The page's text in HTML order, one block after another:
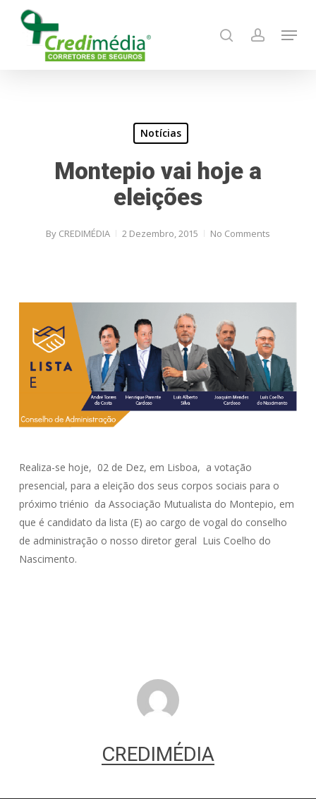
search account
Menu
Notícias
Montepio vai hoje a
eleições
By CREDIMÉDIA 2 Dezembro, 2015 No Comments
Realiza-se hoje, 02 de Dez, em Lisboa, a votação
presencial, para a eleição dos seus corpos sociais para o
próximo triénio da Associação Mutualista do Montepio, em
que é candidato da lista (E) ao cargo de vogal do conselho
de administração o nosso diretor geral Luis Coelho do
Nascimento.
CREDIMÉDIA